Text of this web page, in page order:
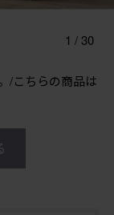
/こちらの商品は
1 / 30